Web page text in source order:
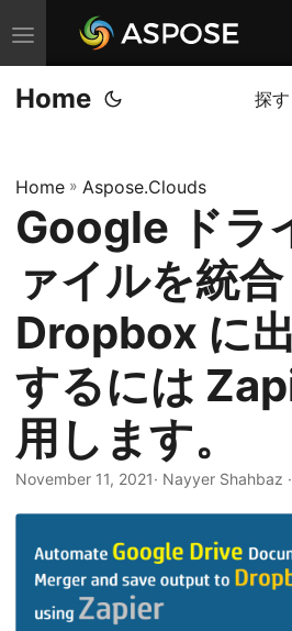
ナ
ビ
ゲ
ョ
ン
切
り
替
え
Home 探す
Home » Aspose.Clouds
Google ドラ
ァイルを統合
Dropbox に
するには
用します。
November 11, 2021· Nayyer Shahbaz